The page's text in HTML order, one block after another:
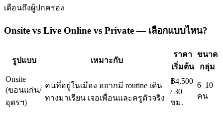
เดือนถึงผู้ปกครอง
Onsite vs Live Online vs Private — เลือกแบบไหน?
รูปแบบ เหมาะกับ
ราคา
เริ่มต้น
ขนาด
กลุ่ม
Onsite
(ขอนแก่น/
อุดรฯ)
คนที่อยู่ในเมือง อยากมี routine เดิน
ทางมาเรียน เจอเพื่อนและครูตัวจริง
฿4,500
/ 30
ชม.
6–10
คน